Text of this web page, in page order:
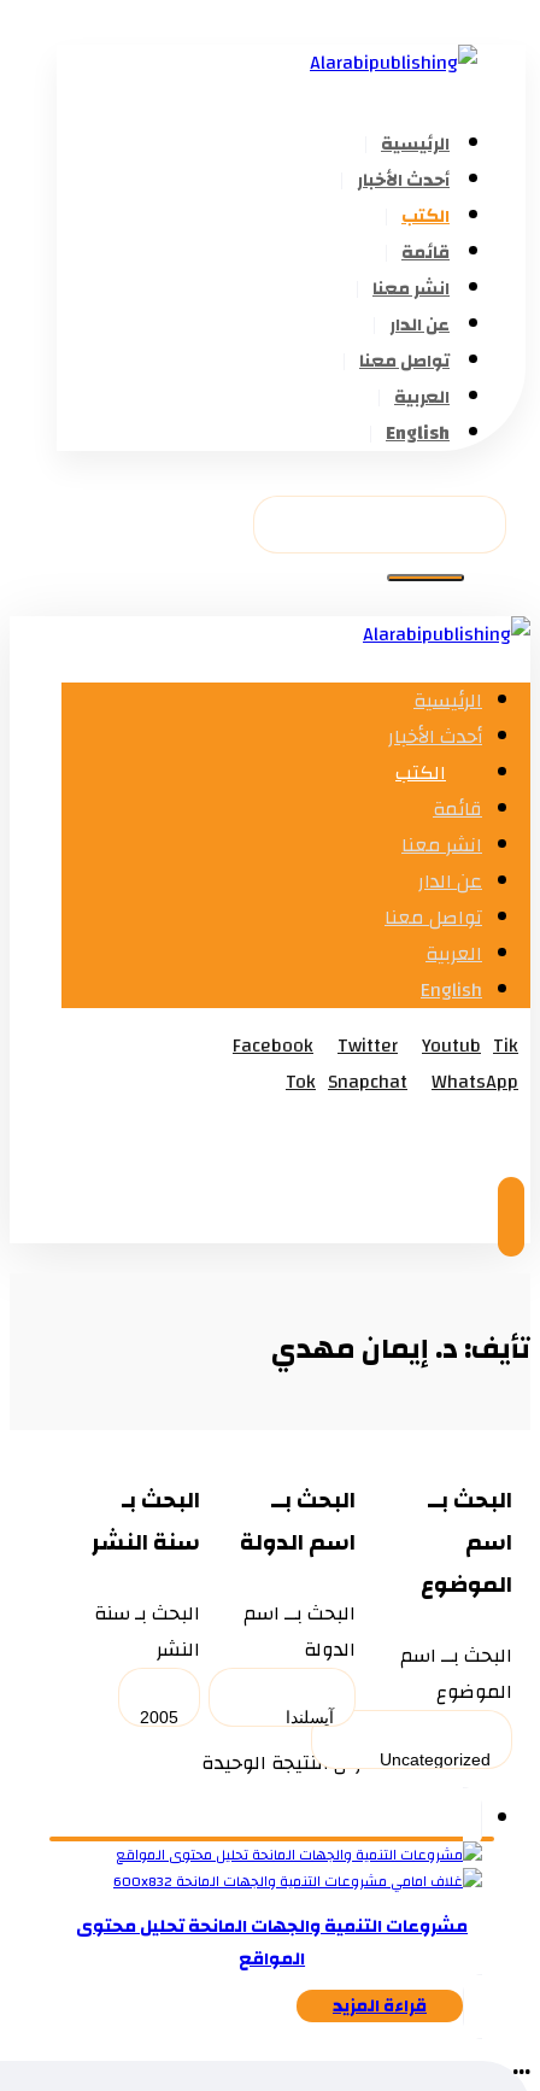
الرئيسية
أحدث الأخبار
الكتب
قائمة
انشر معنا
عن الدار
تواصل معنا
العربية
English
الرئيسية
أحدث الأخبار
الكتب
قائمة
انشر معنا
عن الدار
تواصل معنا
العربية
English
Facebook
Twitter Youtub Tik
Tok Snapchat
WhatsApp
تأيف: د. إيمان مهدي
البحث بــ
اسم
الموضوع
البحث بــ اسم
الموضوع
البحث بــ
اسم الدولة
البحث بــ اسم
الدولة
البحث بـ
سنة النشر
البحث بـ سنة
النشر
عرض النتيجة الوحيدة
مشروعات التنمية والجهات المانحة تحليل محتوى
المواقع
قراءة المزيد
...